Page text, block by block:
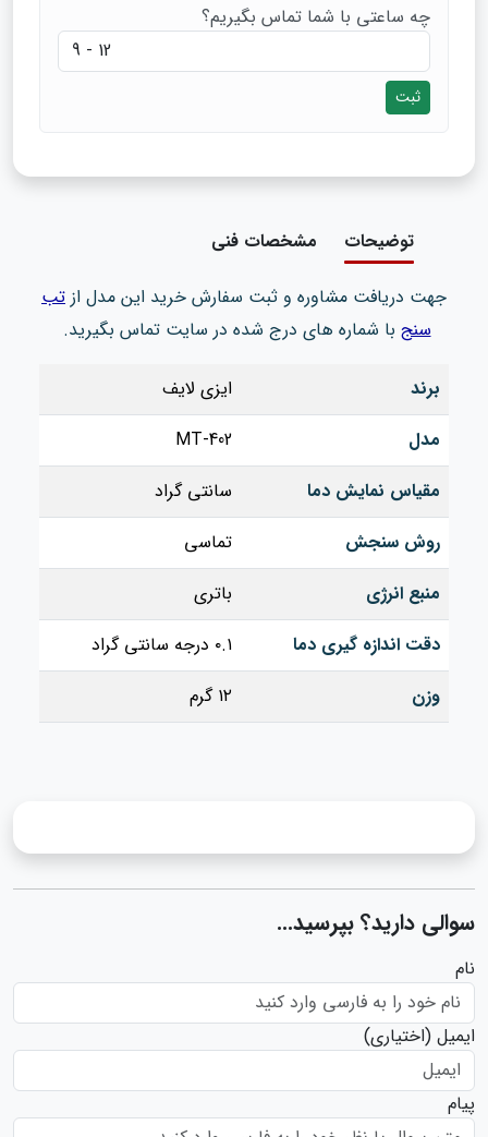
چه ساعتی با شما تماس بگیریم؟
ثبت
توضیحات مشخصات فنی
جهت دریافت مشاوره و ثبت سفارش خرید این مدل از تب
سنج با شماره های درج شده در سایت تماس بگیرید.
برند
ایزی لایف
مدل
MT-402
مقیاس نمایش دما
سانتی‌ گراد
روش سنجش
تماسی
منبع انرژی
باتری
دقت اندازه‌ گیری دما
۰.۱ درجه سانتی‌ گراد
وزن
۱۲ گرم
سوالی دارید؟ بپرسید...
نام
ایمیل (اختیاری)
پیام